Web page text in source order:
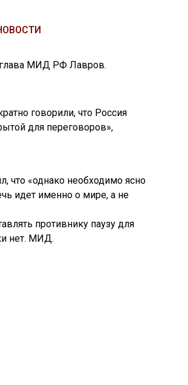
МИД РФ Лавров.
говорили, что Россия
для переговоров»,
что «однако необходимо ясно
идет именно о мире, а не
противнику паузу для
нет. МИД.